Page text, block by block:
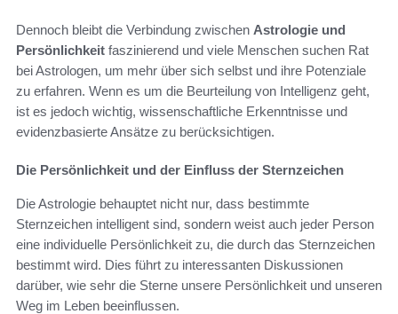
Dennoch bleibt die Verbindung zwischen Astrologie und
Persönlichkeit faszinierend und viele Menschen suchen Rat
bei Astrologen, um mehr über sich selbst und ihre Potenziale
zu erfahren. Wenn es um die Beurteilung von Intelligenz geht,
ist es jedoch wichtig, wissenschaftliche Erkenntnisse und
evidenzbasierte Ansätze zu berücksichtigen.
Die Persönlichkeit und der Einfluss der Sternzeichen
Die Astrologie behauptet nicht nur, dass bestimmte
Sternzeichen intelligent sind, sondern weist auch jeder Person
eine individuelle Persönlichkeit zu, die durch das Sternzeichen
bestimmt wird. Dies führt zu interessanten Diskussionen
darüber, wie sehr die Sterne unsere Persönlichkeit und unseren
Weg im Leben beeinflussen.